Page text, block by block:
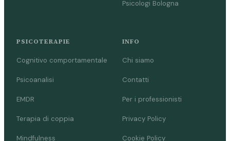
Psicologi Bologna
PSICOTERAPIE
Cognitivo comportamentale
Psicoanalisi
EMDR
Terapia di coppia
Mindfulness
INFO
Chi siamo
Contatti
Per i professionisti
Privacy Policy
Cookie Policy